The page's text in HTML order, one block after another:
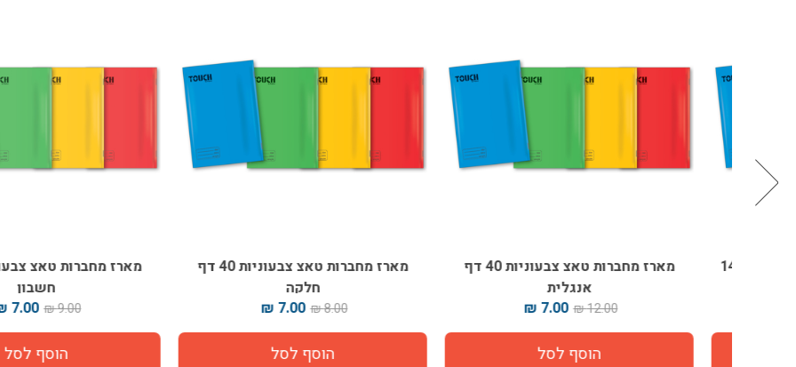
מארז מחברות טאצ צבעוניות 40 דף
אנגלית
12.00 ₪
7.00 ₪
מארז מחברות טאצ צבעוניות 40 דף
חלקה
7.00 ₪
חשבון
7.00 ₪